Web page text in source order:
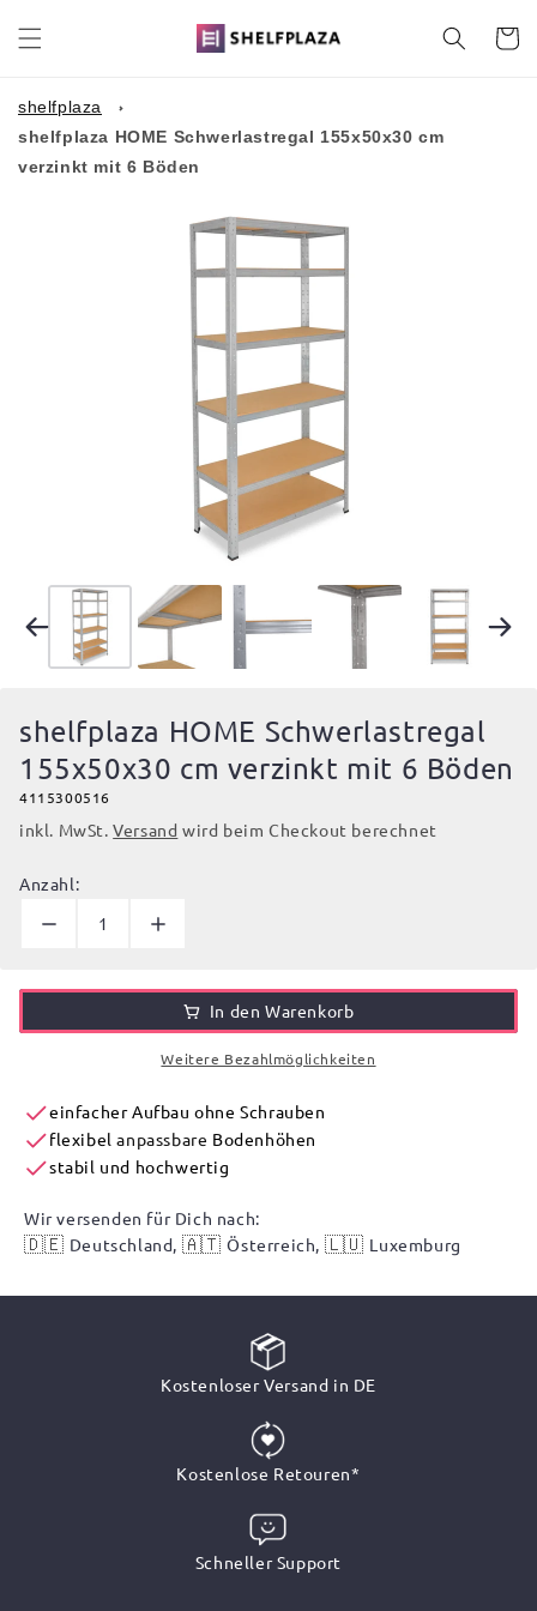
zum
Inhalt
shelfplaza
shelfplaza HOME Schwerlastregal 155x50x30 cm
verzinkt mit 6 Böden
shelfplaza HOME Schwerlastregal
155x50x30 cm verzinkt mit 6 Böden
4115300516
inkl. MwSt.Versand wird beim Checkout berechnet
Anzahl:
In den Warenkorb
Weitere Bezahlmöglichkeiten
einfacher Aufbau ohne Schrauben
flexibelanpassbare Bodenhöhen
stabil und hochwertig
Wir versenden für Dich nach:
🇩🇪 Deutschland, 🇦🇹Österreich, 🇱🇺 Luxemburg
Kostenloser Versand in DE
Kostenlose Retouren*
Schneller Support